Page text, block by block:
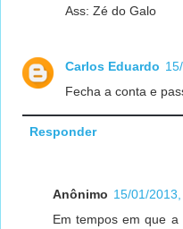
Ass: Zé do Galo
Carlos Eduardo
Fecha a conta e
Responder
Anônimo 15/01/
Em tempos em que